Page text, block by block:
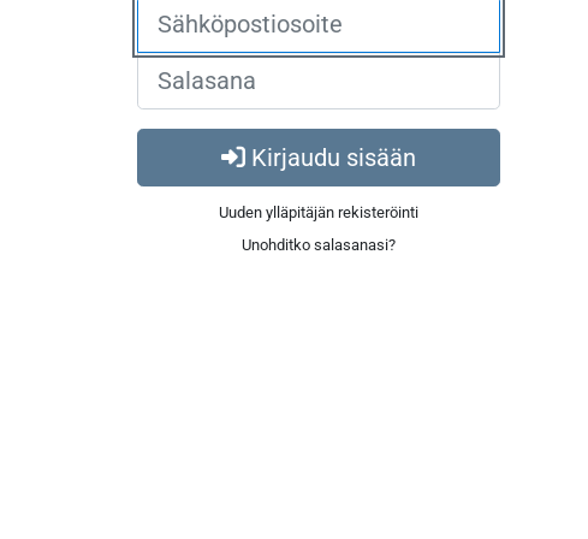
Kirjaudu sisään
Uuden ylläpitäjän rekisteröinti
Unohditko salasanasi?